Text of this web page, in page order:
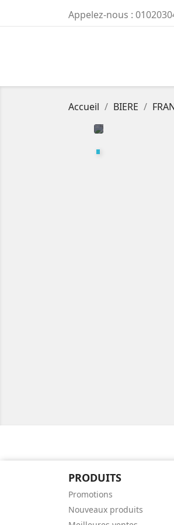
Appelez-nous :
Accueil BIERE
PRODUITS
Promotions
Nouveaux produits